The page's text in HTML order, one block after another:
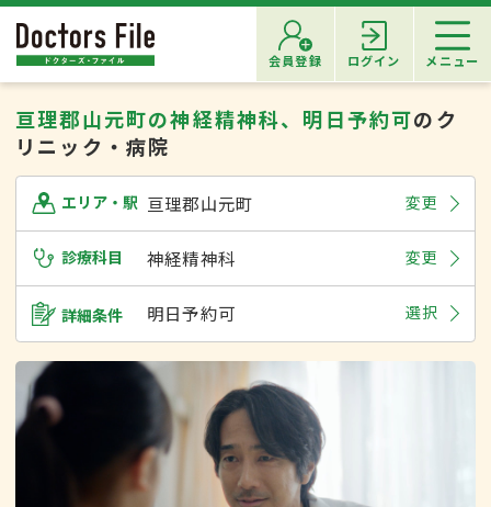
会員登録 ログイン メニュー
亘理郡山元町の神経精神科、明日予約可のク
リニック・病院
エリア・駅 亘理郡山元町 変更
診療科目 神経精神科 変更
詳細条件 明日予約可 選択